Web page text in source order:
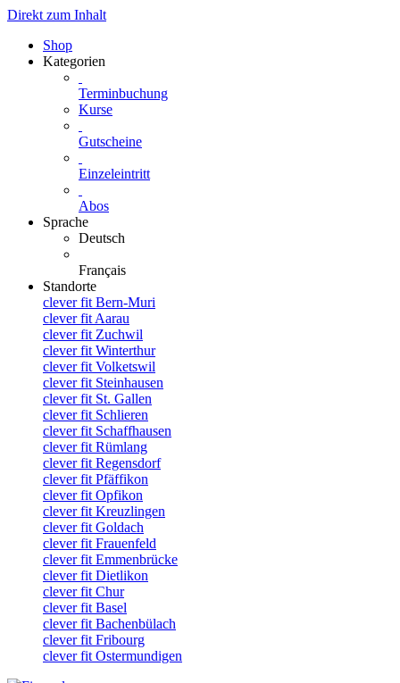
Direkt zum Inhalt
Shop
Kategorien
Terminbuchung
Kurse
Gutscheine
Einzeleintritt
Abos
Sprache
Deutsch
Français
Standorte
clever fit Bern-Muri
clever fit Aarau
clever fit Zuchwil
clever fit Winterthur
clever fit Volketswil
clever fit Steinhausen
clever fit St. Gallen
clever fit Schlieren
clever fit Schaffhausen
clever fit Rümlang
clever fit Regensdorf
clever fit Pfäffikon
clever fit Opfikon
clever fit Kreuzlingen
clever fit Goldach
clever fit Frauenfeld
clever fit Emmenbrücke
clever fit Dietlikon
clever fit Chur
clever fit Basel
clever fit Bachenbülach
clever fit Fribourg
clever fit Ostermundigen